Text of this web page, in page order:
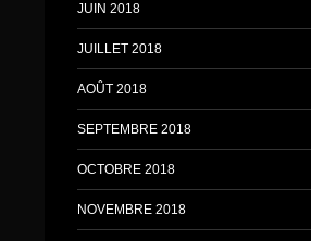
JUIN 2018
JUILLET 2018
AOÛT 2018
SEPTEMBRE 2018
OCTOBRE 2018
NOVEMBRE 2018